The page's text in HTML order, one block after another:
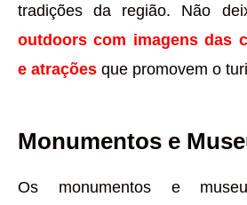
tradições da região. Não
outdoors com imagens das
e atrações que promovem o
Monumentos e
Os monumentos e